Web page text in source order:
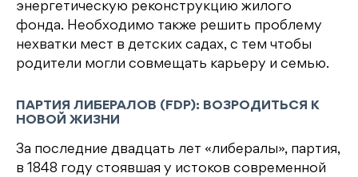
энергетическую реконструкцию жилого
фонда. Необходимо также решить проблему
нехватки мест в детских садах, с тем чтобы
родители могли совмещать карьеру и семью.
ПАРТИЯ ЛИБЕРАЛОВ (FDP): ВОЗРОДИТЬСЯ К
НОВОЙ ЖИЗНИ
За последние двадцать лет «либералы», партия,
в 1848 году стоявшая у истоков современной